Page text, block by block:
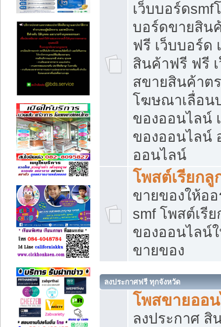
เว็บบอร์ดsmf
บอร์ดขายสิน
ฟรี เว็บบอร์ด
สินค้าฟรี ฟรี
สขายสินค้าต
โฆษณาเลื่อน
ของออนไลน์
ของออนไลน์
ออนไลน์
โพสต์เรียก
ขายของให้ออ
smf โพสต์เรี
ของออนไลน์
ขายของ
ลงประกาศฟรี ทุกจังหวัด
โพสขายออ
ลงประกาศ สิ